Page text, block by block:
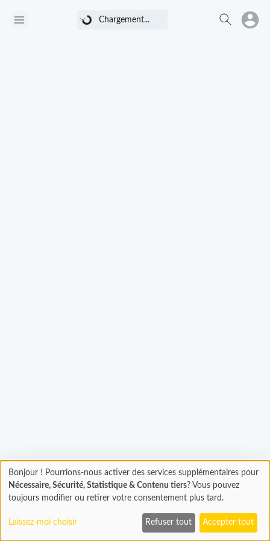
Chargement...
Chargement... Chargement
En cours...
Bonjour ! Pourrions-nous activer des services supplémentaires pour
Nécessaire, Sécurité, Statistique & Contenu tiers? Vous pouvez
toujours modifier ou retirer votre consentement plus tard.
Laissez-moi choisir Refuser tout Accepter tout